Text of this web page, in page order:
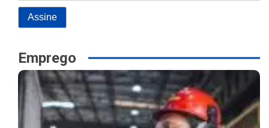
Emprego